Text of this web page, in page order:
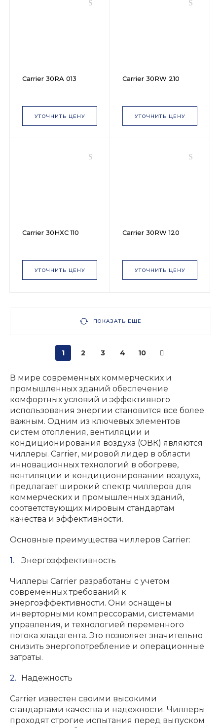
Carrier 30RA 013
УТОЧНИТЬ ЦЕНУ
Carrier 30RW 210
УТОЧНИТЬ ЦЕНУ
Carrier 30HXC 110
УТОЧНИТЬ ЦЕНУ
Carrier 30RW 120
УТОЧНИТЬ ЦЕНУ
ПОКАЗАТЬ ЕЩЕ
1 2 3 4 10
В мире современных коммерческих и
промышленных зданий обеспечение
комфортных условий и эффективного
использования энергии становится все более
важным. Одним из ключевых элементов
систем отопления, вентиляции и
кондиционирования воздуха (ОВК) являются
чиллеры. Carrier, мировой лидер в области
инновационных технологий в обогреве,
вентиляции и кондиционировании воздуха,
предлагает широкий спектр чиллеров для
коммерческих и промышленных зданий,
соответствующих мировым стандартам
качества и эффективности.
Основные преимущества чиллеров Carrier:
Энергоэффективность
Чиллеры Carrier разработаны с учетом
современных требований к
энергоэффективности. Они оснащены
инверторными компрессорами, системами
управления, и технологией переменного
потока хладагента. Это позволяет значительно
снизить энергопотребление и операционные
затраты.
Надежность
Carrier известен своими высокими
стандартами качества и надежности. Чиллеры
проходят строгие испытания перед выпуском